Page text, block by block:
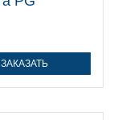
ЗАКАЗАТЬ